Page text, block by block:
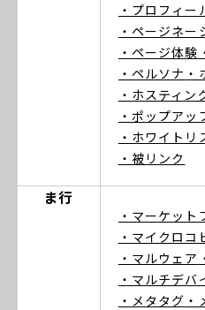
・プロフィー
・ページネー
・ページ体験
・ペルソナ ・
・ホスティン
・ポップアッ
・ホワイトリ
・被リンク
ま行
・マーケット
・マイクロコ
・マルウェア
・マルチデバ
・メタタグ ・